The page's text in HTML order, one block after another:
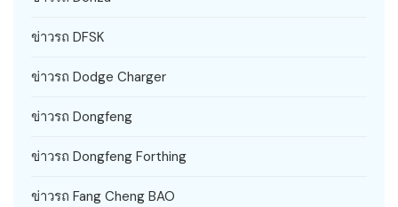
ข่าวรถ DFSK
ข่าวรถ Dodge Charger
ข่าวรถ Dongfeng
ข่าวรถ Dongfeng Forthing
ข่าวรถ Fang Cheng BAO